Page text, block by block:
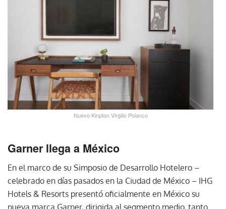
Nuevo Kinpton Virgilio Polanco
Garner llega a México
En el marco de su Simposio de Desarrollo Hotelero –
celebrado en días pasados en la Ciudad de México – IHG
Hotels & Resorts presentó oficialmente en México su